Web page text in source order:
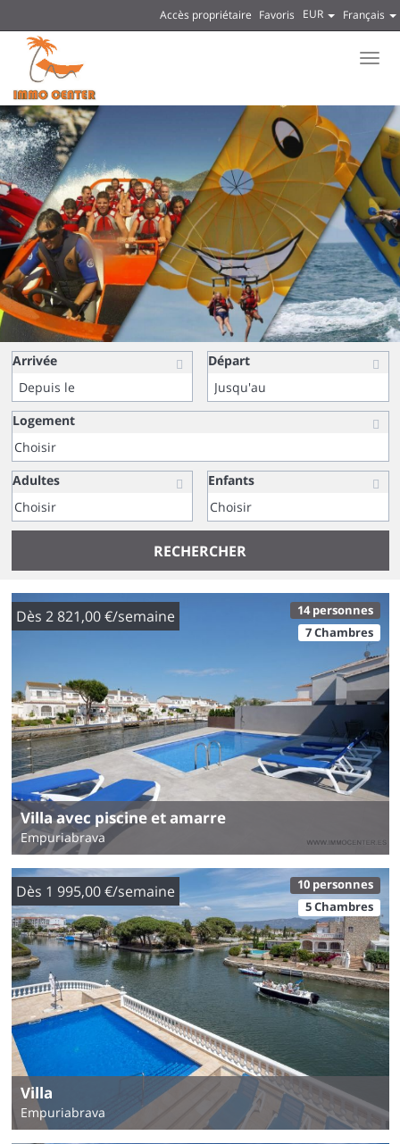
Français
EUR
Favoris
Accès propriétaire
Arrivée Départ
Logement
Adultes Enfants
RECHERCHER
Dès 2 821,00 €/semaine
14 personnes
7 Chambres
Villa avec piscine et amarre
Empuriabrava
Dès 1 995,00 €/semaine
10 personnes
5 Chambres
Villa
Empuriabrava